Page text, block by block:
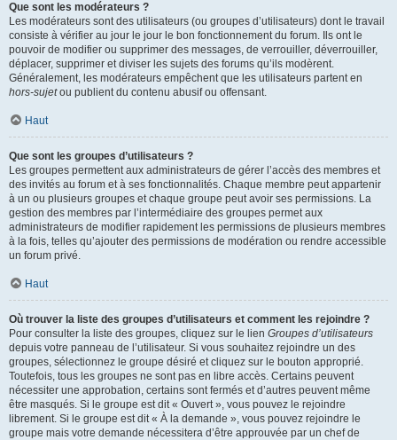
Que sont les modérateurs ?
Les modérateurs sont des utilisateurs (ou groupes d’utilisateurs) dont le travail
consiste à vérifier au jour le jour le bon fonctionnement du forum. Ils ont le
pouvoir de modifier ou supprimer des messages, de verrouiller, déverrouiller,
déplacer, supprimer et diviser les sujets des forums qu’ils modèrent.
Généralement, les modérateurs empêchent que les utilisateurs partent en
hors-sujetou publient du contenu abusif ou offensant.
Haut
Que sont les groupes d’utilisateurs ?
Les groupes permettent aux administrateurs de gérer l’accès des membres et
des invités au forum et à ses fonctionnalités. Chaque membre peut appartenir
à un ou plusieurs groupes et chaque groupe peut avoir ses permissions. La
gestion des membres par l’intermédiaire des groupes permet aux
administrateurs de modifier rapidement les permissions de plusieurs membres
à la fois, telles qu’ajouter des permissions de modération ou rendre accessible
un forum privé.
Haut
Où trouver la liste des groupes d’utilisateurs et comment les rejoindre ?
Pour consulter la liste des groupes, cliquez sur le lien Groupes d’utilisateurs
depuis votre panneau de l’utilisateur. Si vous souhaitez rejoindre un des
groupes, sélectionnez le groupe désiré et cliquez sur le bouton approprié.
Toutefois, tous les groupes ne sont pas en libre accès. Certains peuvent
nécessiter une approbation, certains sont fermés et d’autres peuvent même
être masqués. Si le groupe est dit « Ouvert », vous pouvez le rejoindre
librement. Si le groupe est dit « À la demande », vous pouvez rejoindre le
groupe mais votre demande nécessitera d’être approuvée par un chef de